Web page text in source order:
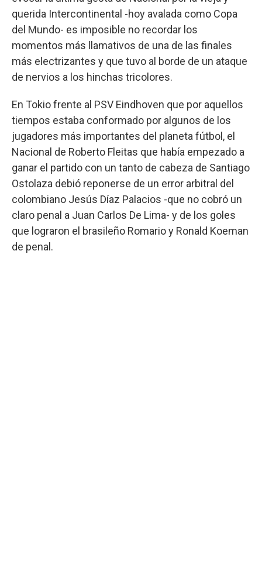
querida Intercontinental -hoy avalada como Copa
del Mundo- es imposible no recordar los
momentos más llamativos de una de las finales
más electrizantes y que tuvo al borde de un ataque
de nervios a los hinchas tricolores.
En Tokio frente al PSV Eindhoven que por aquellos
tiempos estaba conformado por algunos de los
jugadores más importantes del planeta fútbol, el
Nacional de Roberto Fleitas que había empezado a
ganar el partido con un tanto de cabeza de Santiago
Ostolaza debió reponerse de un error arbitral del
colombiano Jesús Díaz Palacios -que no cobró un
claro penal a Juan Carlos De Lima- y de los goles
que lograron el brasileño Romario y Ronald Koeman
de penal.